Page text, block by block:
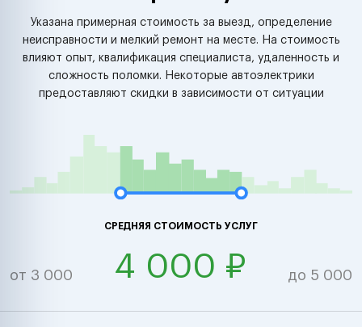
Указана примерная стоимость за выезд, определение
неисправности и мелкий ремонт на месте. На стоимость
влияют опыт, квалификация специалиста, удаленность и
сложность поломки. Некоторые автоэлектрики
предоставляют скидки в зависимости от ситуации
СРЕДНЯЯ СТОИМОСТЬ УСЛУГ
от 3 000 4 000 ₽ до 5 000